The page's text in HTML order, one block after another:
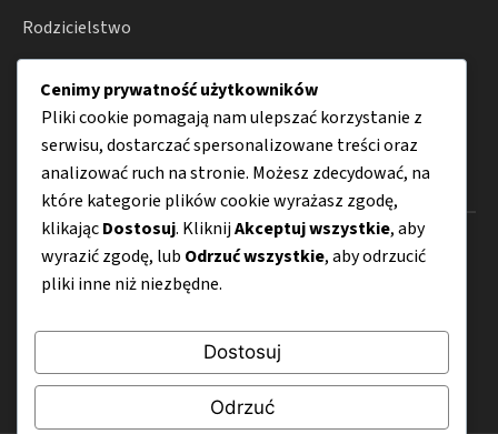
Rodzicielstwo
Porady
Menu
O nas
Kontakt
Mapa strony
Polityka prywatności
Cenimy prywatność użytkowników
Pliki cookie pomagają nam ulepszać korzystanie z
serwisu, dostarczać spersonalizowane treści oraz
analizować ruch na stronie. Możesz zdecydować, na
które kategorie plików cookie wyrażasz zgodę,
klikającDostosuj. KliknijAkceptuj wszystkie, aby
wyrazić zgodę, lub Odrzuć wszystkie, aby odrzucić
pliki inne niż niezbędne.
Dostosuj
Odrzuć